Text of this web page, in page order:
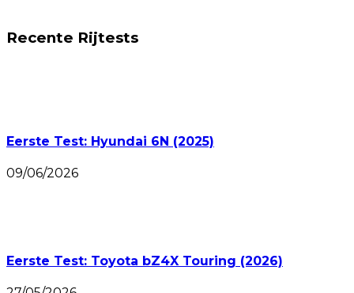
Recente Rijtests
Eerste Test: Hyundai 6N (2025)
09/06/2026
Eerste Test: Toyota bZ4X Touring (2026)